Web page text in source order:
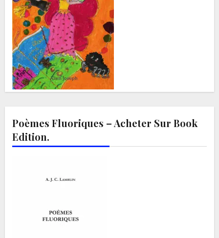
Poèmes Fluoriques – Acheter Sur Book
Edition.